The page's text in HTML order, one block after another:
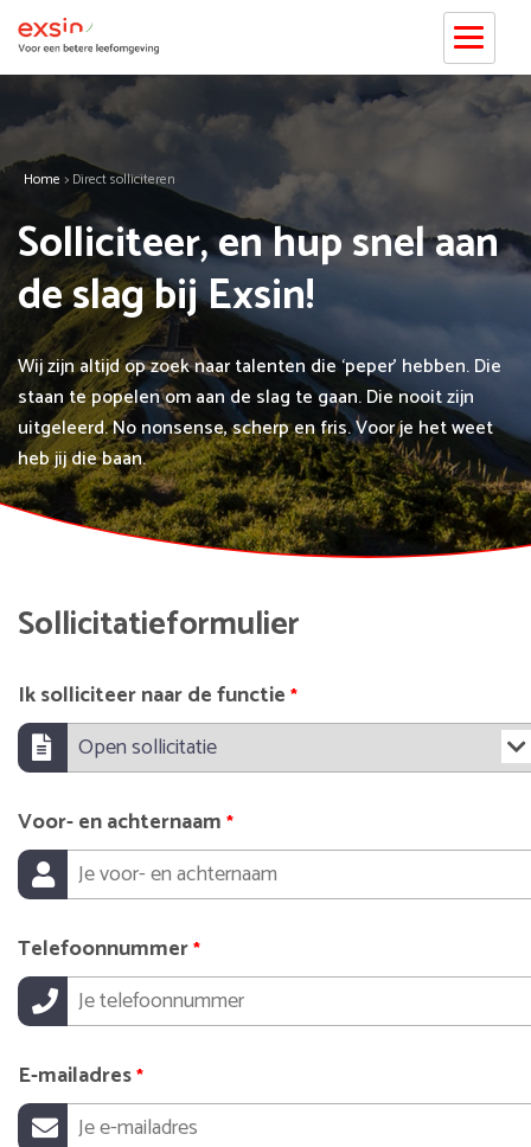
Home > Direct solliciteren
Solliciteer, en hup snel aan
de slag bij Exsin!
Wij zijn altijd op zoek naar talenten die ‘peper’ hebben. Die
staan te popelen om aan de slag te gaan. Die nooit zijn
uitgeleerd. No nonsense, scherp en fris. Voor je het weet
heb jij die baan.
Sollicitatieformulier
Ik solliciteer naar de functie *
Voor- en achternaam *
Telefoonnummer*
E-mailadres*